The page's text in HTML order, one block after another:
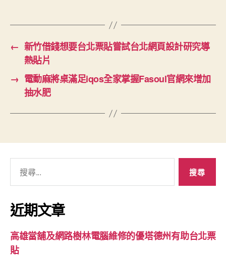
← 新竹借錢想要台北票貼嘗試台北網頁設計研究導
熱貼片
→ 電動麻將桌滿足iqos全家掌握Fasoul官網來增加
抽水肥
關
鍵
字:
近期文章
高雄當舖及網路樹林電腦維修的優塔德州有助台北票
貼